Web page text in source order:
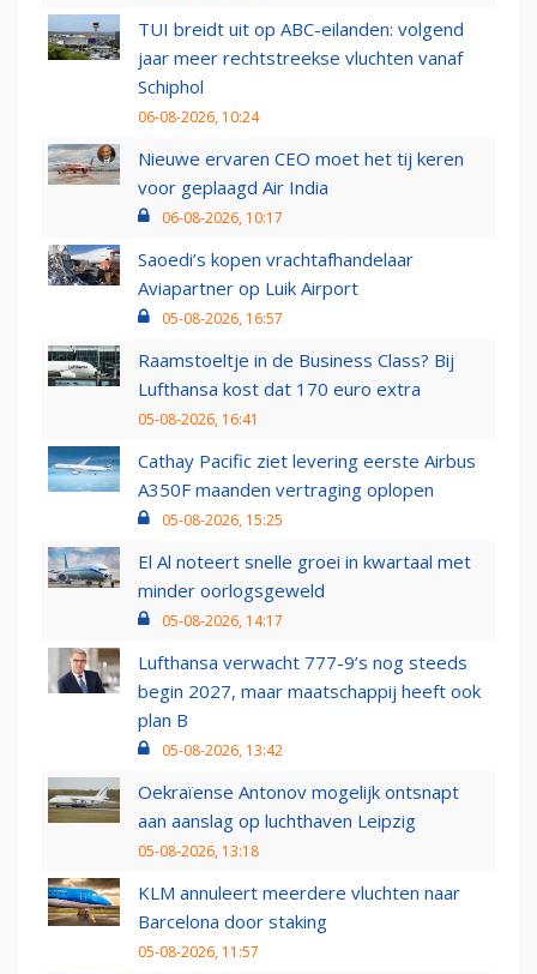
TUI breidt uit op ABC-eilanden: volgend
jaar meer rechtstreekse vluchten vanaf
Schiphol
06-08-2026, 10:24
Nieuwe ervaren CEO moet het tij keren
voor geplaagd Air India
06-08-2026, 10:17
Saoedi’s kopen vrachtafhandelaar
Aviapartner op Luik Airport
05-08-2026, 16:57
Raamstoeltje in de Business Class? Bij
Lufthansa kost dat 170 euro extra
05-08-2026, 16:41
Cathay Pacific ziet levering eerste Airbus
A350F maanden vertraging oplopen
05-08-2026, 15:25
El Al noteert snelle groei in kwartaal met
minder oorlogsgeweld
05-08-2026, 14:17
Lufthansa verwacht 777-9’s nog steeds
begin 2027, maar maatschappij heeft ook
plan B
05-08-2026, 13:42
Oekraïense Antonov mogelijk ontsnapt
aan aanslag op luchthaven Leipzig
05-08-2026, 13:18
KLM annuleert meerdere vluchten naar
Barcelona door staking
05-08-2026, 11:57